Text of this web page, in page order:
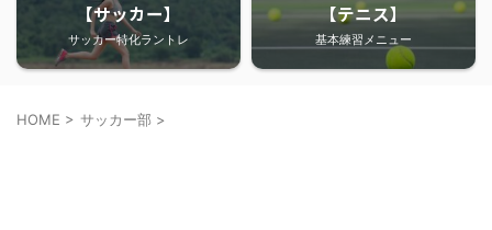
【サッカー】
サッカー特化ラントレ
【テニス】
基本練習メニュー
HOME > サッカー部 >